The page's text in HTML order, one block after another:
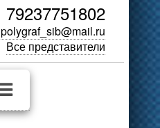
79237751802
polygraf_sib@mail.ru
Все представители